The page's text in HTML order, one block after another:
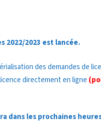
2022/2023 est lancée.
des demandes de
directement en ligne
dans les prochaines